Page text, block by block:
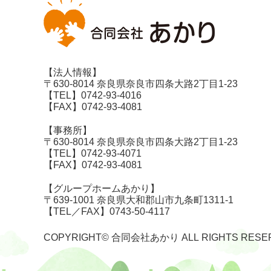
【法人情報】
〒630-8014 奈良県奈良市四条大路2丁目1-23
【TEL】0742-93-4016
【FAX】0742-93-4081
【事務所】
〒630-8014 奈良県奈良市四条大路2丁目1-23
【TEL】0742-93-4071
【FAX】0742-93-4081
【グループホームあかり】
〒639-1001 奈良県大和郡山市九条町1311-1
【TEL／FAX】0743-50-4117
COPYRIGHT© 合同会社あかり ALL RIGHTS